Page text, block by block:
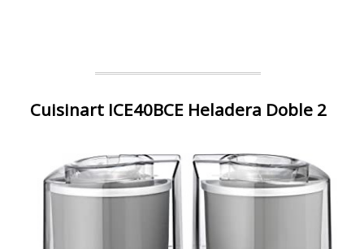
Cuisinart ICE40BCE Heladera Doble 2